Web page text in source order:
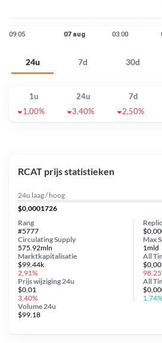
24u 7d 30d
1u 24u 7d
1,00%
3,40% 2,50%
RCAT prijs statistieken
24u laag / hoog
$0,0001726
Circulating Supply
575.92mln
Prijs wijziging 24u
$0,01
3,40%
Max
1mld
Marktkapitalisatie
$99.44k
2,91%
Volume 24u
$99.18
Rang
#5777
All
All
1,74%